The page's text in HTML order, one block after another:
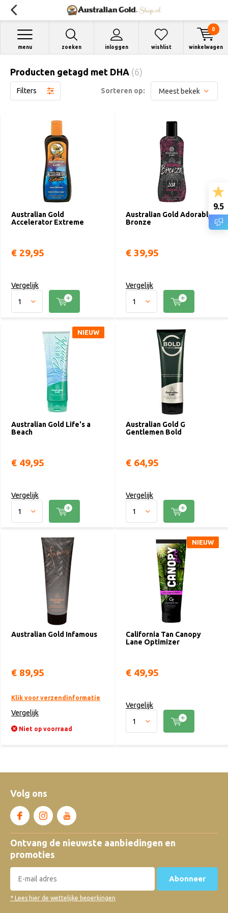
zoeken inloggen
menu wishlist winkelwagen
0
Producten getagd met DHA (6)
Filters Sorteren op:
Australian Gold
Accelerator Extreme
€ 29,95
Vergelijk
Australian Gold Adorably
Bronze
€ 39,95
Vergelijk
Australian Gold Life's a
Beach
NIEUW
€ 49,95
Vergelijk
Australian Gold G
Gentlemen Bold
€ 64,95
Vergelijk
Australian Gold Infamous
€ 89,95
Klik voor verzendinformatie
Vergelijk
Niet op voorraad
California Tan Canopy
Lane Optimizer
NIEUW
€ 49,95
Vergelijk
Volg ons
Ontvang de nieuwste aanbiedingen en
promoties
Abonneer
* Lees hier de wettelijke beperkingen
9.5